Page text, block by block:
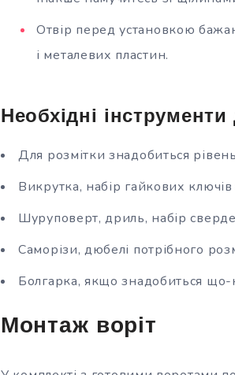
Отвір перед установкою
і металевих пластин.
Необхідні
Для розмітки знадобиться
Викрутка, набір гайкових
Шуруповерт, дриль, набір
Саморізи, дюбелі потрібного
Болгарка, якщо знадобиться що-
Монтаж воріт